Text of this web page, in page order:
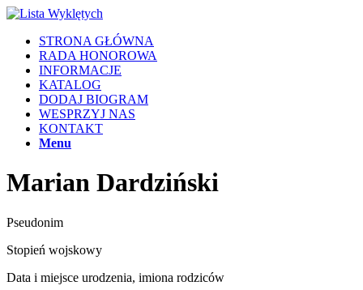
STRONA GŁÓWNA
RADA HONOROWA
INFORMACJE
KATALOG
DODAJ BIOGRAM
WESPRZYJ NAS
KONTAKT
Menu
Marian Dardziński
Pseudonim
Stopień wojskowy
Data i miejsce urodzenia, imiona rodziców